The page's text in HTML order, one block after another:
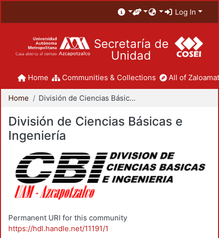
Log In
Secretaría de
Unidad
Home Communities & Collections All of
Home División de Ciencias Básicas e Ingeniería
División de Ciencias Básicas e
Ingeniería
Permanent URI for this community
https://hdl.handle.net/11191/1